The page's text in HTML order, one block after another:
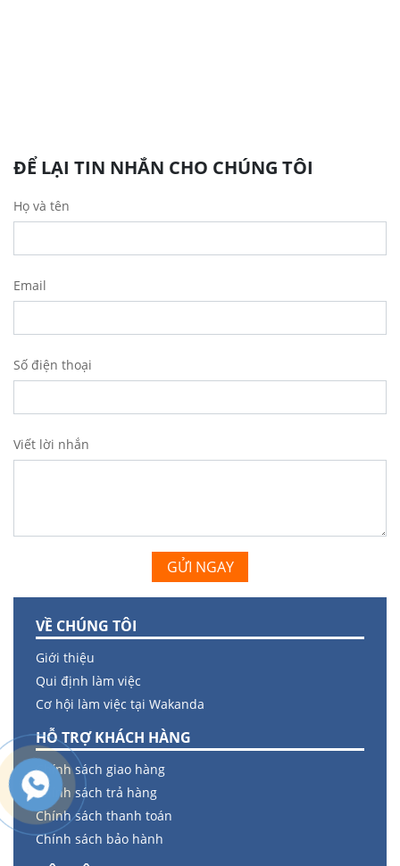
ĐỂ LẠI TIN NHẮN CHO CHÚNG TÔI
Họ và tên
Email
Số điện thoại
Viết lời nhắn
GỬI NGAY
VỀ CHÚNG TÔI
Giới thiệu
Qui định làm việc
Cơ hội làm việc tại Wakanda
HỖ TRỢ KHÁCH HÀNG
Chính sách giao hàng
Chính sách trả hàng
Chính sách thanh toán
Chính sách bảo hành